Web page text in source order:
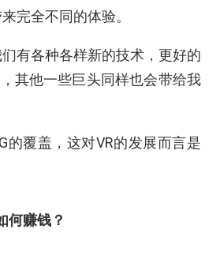
完全不同的体验。
有各种各样新的技术，更好的
其他一些巨头同样也会带给我
的覆盖，这对VR的发展而言是
何赚钱？